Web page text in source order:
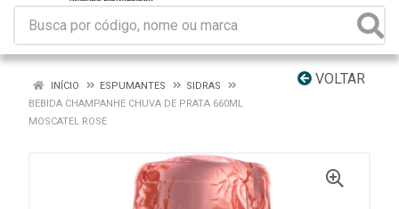
VOLTAR
INÍCIO ESPUMANTES
SIDRAS
BEBIDA CHAMPANHE CHUVA DE PRATA 660ML
MOSCATEL ROSE